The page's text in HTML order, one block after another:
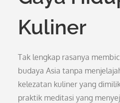
Kuliner
Tak lengkap rasanya
budaya Asia tanpa
kelezatan kuliner yang
praktik meditasi yang